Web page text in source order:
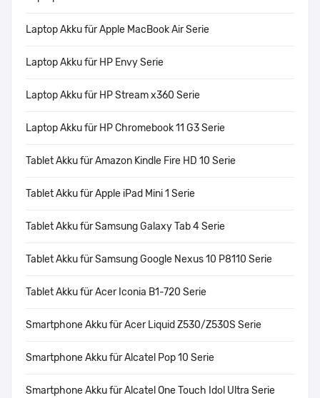
Laptop Akku für Apple MacBook Air Serie
Laptop Akku für HP Envy Serie
Laptop Akku für HP Stream x360 Serie
Laptop Akku für HP Chromebook 11 G3 Serie
Tablet Akku für Amazon Kindle Fire HD 10 Serie
Tablet Akku für Apple iPad Mini 1 Serie
Tablet Akku für Samsung Galaxy Tab 4 Serie
Tablet Akku für Samsung Google Nexus 10 P8110 Serie
Tablet Akku für Acer Iconia B1-720 Serie
Smartphone Akku für Acer Liquid Z530/Z530S Serie
Smartphone Akku für Alcatel Pop 10 Serie
Smartphone Akku für Alcatel One Touch Idol Ultra Serie